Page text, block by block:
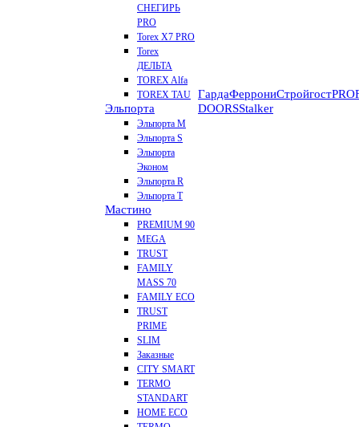
СНЕГИРЬ
PRO
Torex X7 PRO
Torex
ДЕЛЬТА
TOREX Alfa
TOREX TAU
Эльпорта
Эльпорта M
Эльпорта S
Эльпорта
Эконом
Эльпорта R
Эльпорта Т
Мастино
PREMIUM 90
MEGA
TRUST
FAMILY
MASS 70
FAMILY ECO
TRUST
PRIME
SLIM
Заказные
CITY SMART
TERMO
STANDART
HOME ECO
ГардаФеррониСтройгост
DOORSStalker